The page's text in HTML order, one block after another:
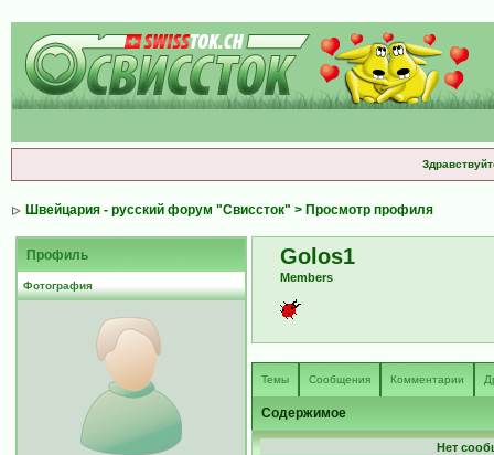
Швейцария - русский форум "Свиссток" > Просмотр профиля
Профиль
Фотография
Golos1
Members
Темы Сообщения Комментарии
Содержимое
Нет